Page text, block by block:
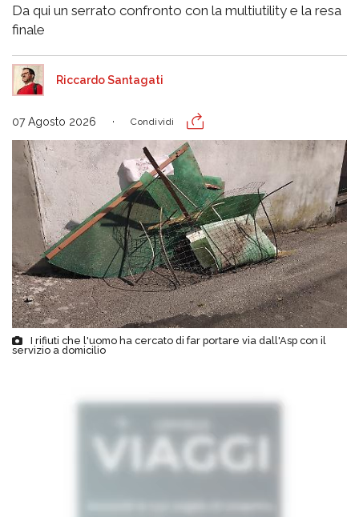
Da qui un serrato confronto con la multiutility e la resa
finale
Riccardo Santagati
07 Agosto 2026 Condividi
I rifiuti che l'uomo ha cercato di far portare via dall'Asp con il
servizio a domicilio